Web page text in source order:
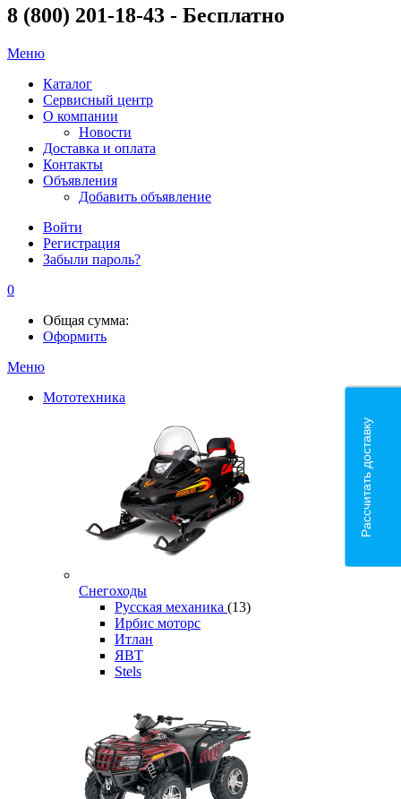
8 (800) 201-18-43 - Бесплатно
Меню
Каталог
Сервисный центр
О компании
Новости
Доставка и оплата
Контакты
Объявления
Добавить объявление
Войти
Регистрация
Забыли пароль?
0
Общая сумма:
Оформить
Меню
Мототехника
Снегоходы
Русская механика (13)
Ирбис моторс
Итлан
ЯВТ
Stels
Рассчитать доставку